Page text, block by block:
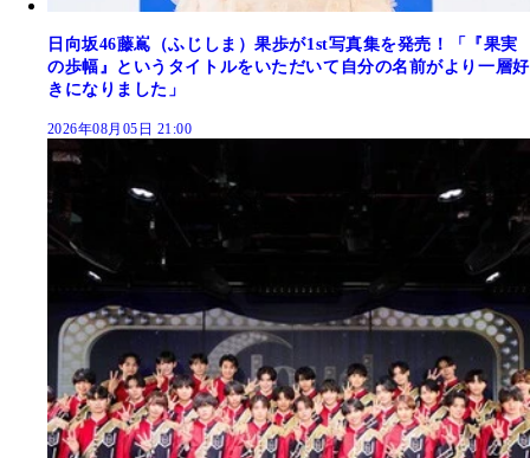
日向坂46藤嶌（ふじしま）果歩が1st写真集を発売！「『果実
の歩幅』というタイトルをいただいて自分の名前がより一層好
きになりました」
2026年08月05日 21:00